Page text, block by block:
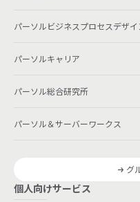
パーソルビジネスプロセスデザイ
パーソルキャリア
パーソル総合研究所
パーソル＆サーバーワークス
グ
個人向けサービス